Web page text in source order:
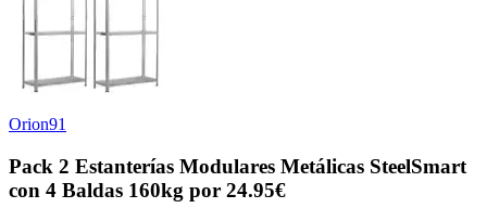
Orion91
Pack 2 Estanterías Modulares Metálicas SteelSmart
con 4 Baldas 160kg por 24.95€